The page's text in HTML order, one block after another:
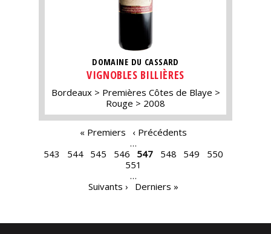
DOMAINE DU CASSARD
VIGNOBLES BILLIÈRES
Bordeaux
Premières Côtes de Blaye
Rouge
2008
« Premiers
‹ Précédents
…
543
544 545 546 547 548 549
550
551
…
Suivants ›
Derniers »